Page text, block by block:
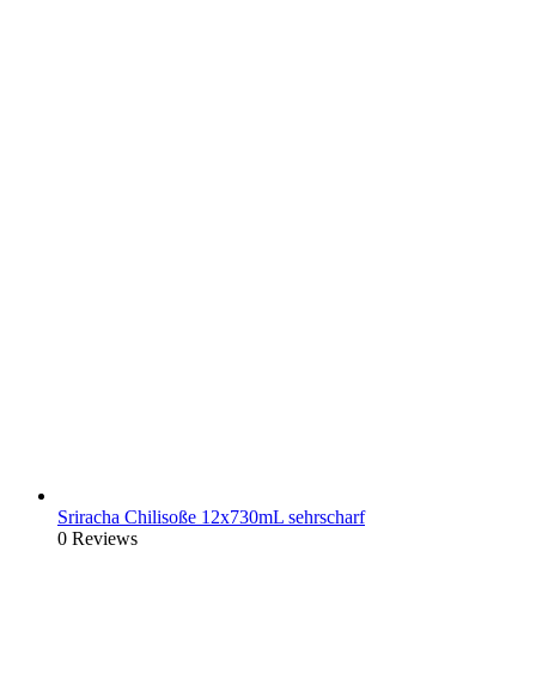
Sriracha Chilisoße 12x730mL sehrscharf
0 Reviews